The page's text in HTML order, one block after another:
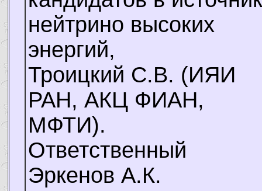
нейтрино высоких
энергий,
Троицкий С.В. (ИЯИ
РАН, АКЦ ФИАН,
МФТИ).
Ответственный
Эркенов А.К.